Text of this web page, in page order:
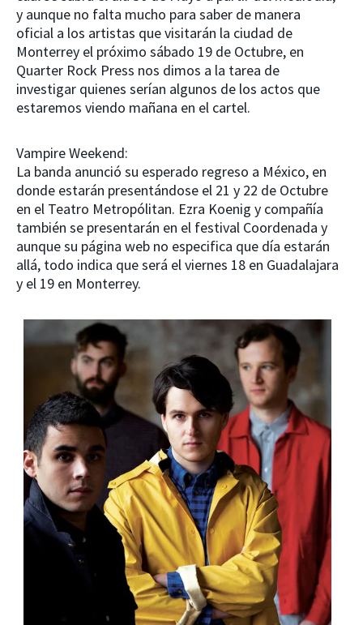
y aunque no falta mucho para saber de manera
oficial a los artistas que visitarán la ciudad de
Monterrey el próximo sábado 19 de Octubre, en
Quarter Rock Press nos dimos a la tarea de
investigar quienes serían algunos de los actos que
estaremos viendo mañana en el cartel.
Vampire Weekend:
La banda anunció su esperado regreso a México, en
donde estarán presentándose el 21 y 22 de Octubre
en el Teatro Metropólitan. Ezra Koenig y compañía
también se presentarán en el festival Coordenada y
aunque su página web no especifica que día estarán
allá, todo indica que será el viernes 18 en Guadalajara
y el 19 en Monterrey.